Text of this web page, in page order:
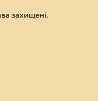
захищені.